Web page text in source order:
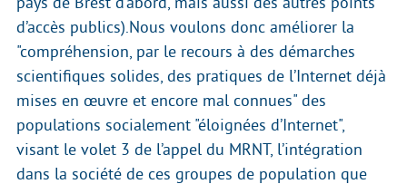
d’accès publics).Nous voulons donc améliorer la
"compréhension, par le recours à des démarches
scientifiques solides, des pratiques de l’Internet déjà
mises en œuvre et encore mal connues" des
populations socialement "éloignées d’Internet",
visant le volet 3 de l’appel du MRNT, l’intégration
dans la société de ces groupes de population que